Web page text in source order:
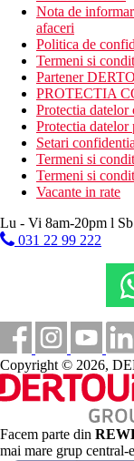
programe
săgeți
bocce
tenis de
sauna
baie
aburi
Activitati
Centru
sporturi
masaje
biliard
jocuri
Mesele incluse
Ultra All
bufet,
noapte,
cină
selectate
Bar pe
Nota de
afaceri
Politica de
Termeni si
Partener
PROTECTIA
Protectia datelor
Protectia datelor
Setari
Termeni si
Termeni si
Vacante in rate
Lu - Vi 8am-20pm l
031 22 99 222
Copyright © 2026,
Facem parte din
mai mare grup